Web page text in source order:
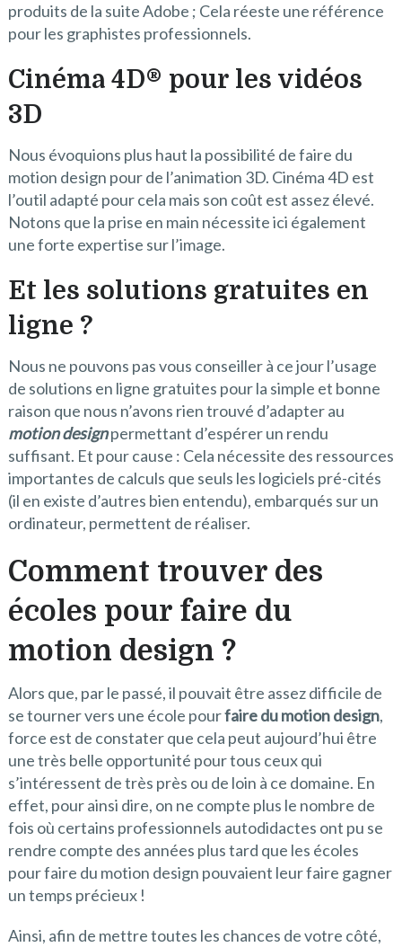
produits de la suite Adobe ; Cela réeste une référence
pour les graphistes professionnels.
Cinéma 4D® pour les vidéos
3D
Nous évoquions plus haut la possibilité de faire du
motion design pour de l’animation 3D. Cinéma 4D est
l’outil adapté pour cela mais son coût est assez élevé.
Notons que la prise en main nécessite ici également
une forte expertise sur l’image.
Et les solutions gratuites en
ligne ?
Nous ne pouvons pas vous conseiller à ce jour l’usage
de solutions en ligne gratuites pour la simple et bonne
raison que nous n’avons rien trouvé d’adapter au
motion designpermettant d’espérer un rendu
suffisant. Et pour cause : Cela nécessite des ressources
importantes de calculs que seuls les logiciels pré-cités
(il en existe d’autres bien entendu), embarqués sur un
ordinateur, permettent de réaliser.
Comment trouver des
écoles pour faire du
motion design ?
Alors que, par le passé, il pouvait être assez difficile de
se tourner vers une école pourfaire du motion design,
force est de constater que cela peut aujourd’hui être
une très belle opportunité pour tous ceux qui
s’intéressent de très près ou de loin à ce domaine. En
effet, pour ainsi dire, on ne compte plus le nombre de
fois où certains professionnels autodidactes ont pu se
rendre compte des années plus tard que les écoles
pour faire du motion design pouvaient leur faire gagner
un temps précieux !
Ainsi, afin de mettre toutes les chances de votre côté,